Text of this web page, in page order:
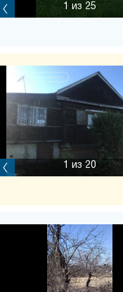
1 из 25
1 из 20